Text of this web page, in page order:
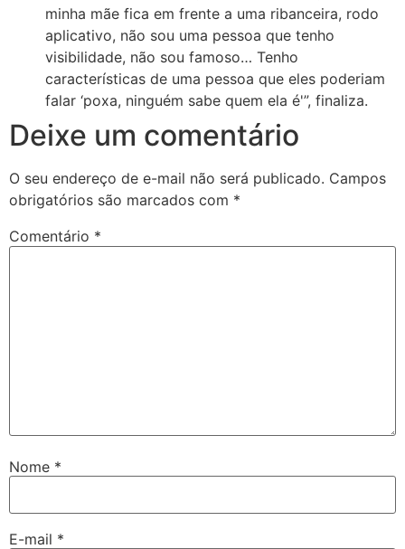
minha mãe fica em frente a uma ribanceira, rodo
aplicativo, não sou uma pessoa que tenho
visibilidade, não sou famoso… Tenho
características de uma pessoa que eles poderiam
falar ‘poxa, ninguém sabe quem ela é'”, finaliza.
Deixe um comentário
O seu endereço de e-mail não será publicado. Campos
obrigatórios são marcados com *
Comentário *
Nome *
E-mail *